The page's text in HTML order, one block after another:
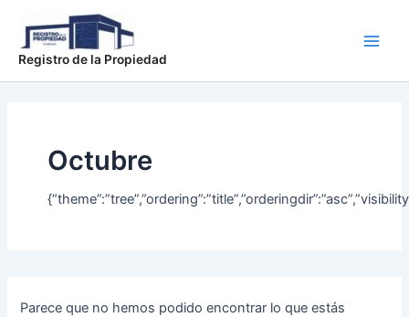
contenido
Registro de la Propiedad
Octubre
Parece que no hemos podido encontrar lo que estás
por: